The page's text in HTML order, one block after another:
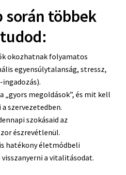
során többek
okozhatnak folyamatos
egyensúlytalanság, stressz,
„gyors megoldások”, és mit kell
szervezetedben.
szokásaid az
észrevétlenül.
hatékony életmódbeli
a vitalitásodat.